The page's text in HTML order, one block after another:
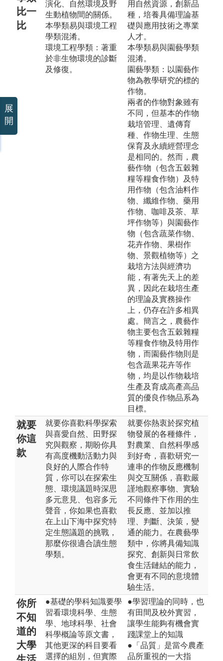
比一
比
演化、自然環境及野
生動植物間的關係。
本學類易與環境工程
學類混淆。
環境工程學類：著重
於非生物環境的診斷
及修復。
用自然資源，創新品
種，培養具備理論基
礎與應用技術之專業
人才。
本學類易與園藝學類
混淆。
園藝學類：以園藝作
物為教學研究的標的
作物。
兩者的作物對象雖有
不同，但基本的作物
栽培管理、遺傳育
種、作物生理、生態
保育及永續經營理念
是相同的。然而，農
藝作物（包含五穀雜
糧等糧食作物）及特
用作物（包含油料作
物、纖維作物、藥用
作物、咖啡及茶、草
坪作物等）與園藝作
物（包含蔬菜作物、
花卉作物、果樹作
物、景觀植物等）之
栽培方法與經濟功
能，有著先天上的差
異，因此在栽培生產
的理論及實務操作
上，仍存在許多相異
處。簡言之，農藝作
物主要包含五穀雜糧
等糧食作物及特用作
物，而園藝作物則是
包含蔬果花卉等作
物，均是以作物栽培
生產及育成高產高品
質的優良作物品系為
目標。
就要
你這
款
就要你喜歡科學探索
與喜愛自然、田野探
究與觀察，期盼你具
有高度機動活動力與
良好的人際合作特
質，你可以在探索生
態、環境議題時深思
多元意見、包容多元
聲音，你如果也喜歡
在上山下海中探究特
定生態議題的挑戰，
那麼你很適合讀生態
學類。
就要你熱衷於探究植
物發展的各種條件，
對農業、自然科學感
到好奇，喜歡研究一
連串的作物反應機制
與交互關係，喜歡嚴
謹地觀察事物、實驗
不同條件下作用的生
長反應、並加以推
理、判斷、決策，變
通的能力。在農藝學
類中，你將具備知識
探究、創新與日常飲
食生活鏈結的能力，
會更有不同的意境體
驗生活。
你所
不知
道的
大學
●基礎的學科知識要學
習看環境科學、生態
學、地球科學、社會
科學概論等原文書，
其他更深的科目要看
選擇的組別，但實際
●學習理論的同時，也
有田間及校外實習，
讓學生能夠有機會實
踐課堂上的知識
●「品質」是當今農產
品所重視的一大指
展
開